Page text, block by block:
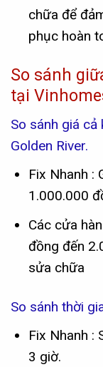
chữa để
phục hoàn
So sánh
tại
So sánh giá cả
Golden River.
Fix Nhanh :
1.000.000
Các cửa
đồng đến
sửa chữa
So sánh thời
Fix Nhanh :
3 giờ.